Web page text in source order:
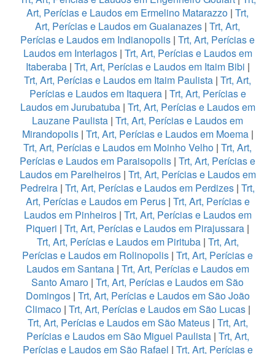
Art, Perícias e Laudos em Ermelino Matarazzo | Trt,
Art, Perícias e Laudos em Guaianazes | Trt, Art,
Perícias e Laudos em Indianopolis | Trt, Art, Perícias e
Laudos em Interlagos| Trt, Art, Perícias e Laudos em
Itaberaba| Trt, Art, Perícias e Laudos em Itaim Bibi |
Trt, Art, Perícias e Laudos em Itaim Paulista | Trt, Art,
Perícias e Laudos em Itaquera| Trt, Art, Perícias e
Laudos em Jurubatuba| Trt, Art, Perícias e Laudos em
Lauzane Paulista | Trt, Art, Perícias e Laudos em
Mirandopolis| Trt, Art, Perícias e Laudos em Moema|
Trt, Art, Perícias e Laudos em Moinho Velho | Trt, Art,
Perícias e Laudos em Paraisopolis | Trt, Art, Perícias e
Laudos em Parelheiros| Trt, Art, Perícias e Laudos em
Pedreira | Trt, Art, Perícias e Laudos em Perdizes | Trt,
Art, Perícias e Laudos em Perus| Trt, Art, Perícias e
Laudos em Pinheiros| Trt, Art, Perícias e Laudos em
Piqueri | Trt, Art, Perícias e Laudos em Pirajussara |
Trt, Art, Perícias e Laudos em Pirituba| Trt, Art,
Perícias e Laudos em Rolinopolis | Trt, Art, Perícias e
Laudos em Santana| Trt, Art, Perícias e Laudos em
Santo Amaro | Trt, Art, Perícias e Laudos em São
Domingos| Trt, Art, Perícias e Laudos em São João
Climaco| Trt, Art, Perícias e Laudos em São Lucas|
Trt, Art, Perícias e Laudos em São Mateus | Trt, Art,
Perícias e Laudos em São Miguel Paulista| Trt, Art,
Perícias e Laudos em São Rafael | Trt, Art, Perícias e